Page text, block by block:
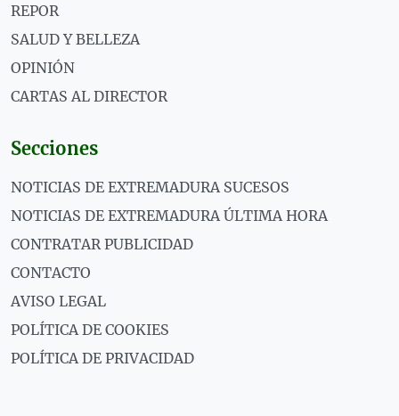
REPOR
SALUD Y BELLEZA
OPINIÓN
CARTAS AL DIRECTOR
Secciones
NOTICIAS DE EXTREMADURA SUCESOS
NOTICIAS DE EXTREMADURA ÚLTIMA HORA
CONTRATAR PUBLICIDAD
CONTACTO
AVISO LEGAL
POLÍTICA DE COOKIES
POLÍTICA DE PRIVACIDAD